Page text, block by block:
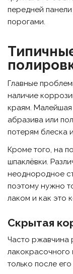
передней
порогами.
Главные
наличие
краям.
абразива или
потерям блеска
Кроме того, на
шпаклёвки.
неоднородное
поэтому нужно
лаком и как это
Скрытая
Часто ржавчина
лакокрасочного
только после